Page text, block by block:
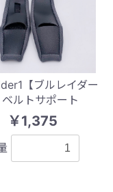
【ブルレイダー
ベルトサポート
￥1,375